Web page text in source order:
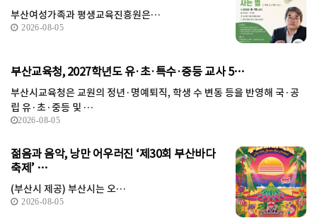
부산여성가족과 평생교육진흥원은…
2026-08-05
부산교육청, 2027학년도 유·초·특수·중등 교사 5…
부산시교육청은 교원의 정년·명예퇴직, 학생 수 변동 등을 반영해 국·공
립 유·초·중등 및 …
2026-08-05
젊음과 음악, 낭만 어우러진 ‘제30회 부산바다
축제’ …
(부산시 제공) 부산시는 오…
2026-08-05